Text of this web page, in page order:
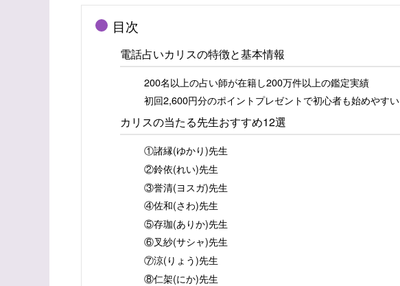
目次
電話占いカリスの特徴と基本情報
200名以上の占い師が在籍し200万件以上の鑑定実績
初回2,600円分のポイントプレゼントで初心者も始めやすい
カリスの当たる先生おすすめ12選
①諸縁(ゆかり)先生
②鈴依(れい)先生
③誉清(ヨスガ)先生
④佐和(さわ)先生
⑤存珈(ありか)先生
⑥叉紗(サシャ)先生
⑦涼(りょう)先生
⑧仁架(にか)先生